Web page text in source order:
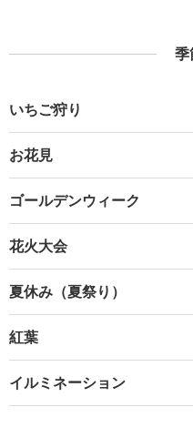
季
いちご狩り
お花見
ゴールデンウィーク
花火大会
夏休み（夏祭り）
紅葉
イルミネーション